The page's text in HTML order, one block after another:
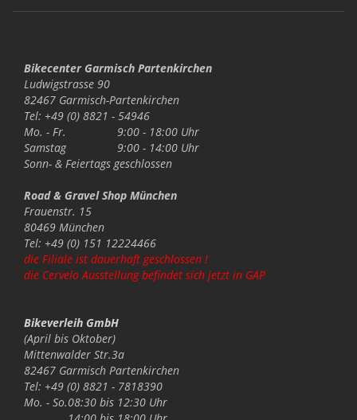
Bikecenter Garmisch Partenkirchen
Ludwigstrasse 90
82467 Garmisch-Partenkirchen
Tel: +49 (0) 8821 - 54946
Mo. - Fr.
9:00 - 18:00 Uhr
Samstag
9:00 - 14:00 Uhr
Sonn- & Feiertags geschlossen
Road & Gravel Shop München
Frauenstr. 15
80469 München
Tel: +49 (0) 151 12224466
die Filiale ist dauerhaft geschlossen !
die Cervelo Ausstellung befindet sich jetzt in GAP
Bikeverleih GmbH
(April bis Oktober)
Mittenwalder Str.3a
82467 Garmisch Partenkirchen
Tel: +49 (0) 8821 - 7818390
Mo. - So.08:30 bis 12:30 Uhr